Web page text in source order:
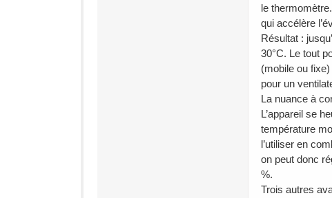
le
qui accélère
Résultat :
30°C. Le tout
(mobile ou
pour un
La nuance à
L’appareil se
température
l’utiliser en
on peut donc
%.
Trois autres